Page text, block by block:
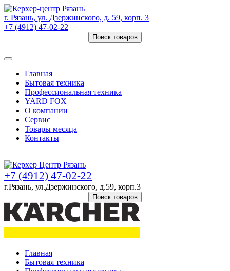
г. Рязань, ул. Дзержинского, д. 59, корп. 3
+7 (4912) 47-02-22
Поиск товаров
Главная
Бытовая техника
Профессиональная техника
YARD FOX
О компании
Сервис
Товары месяца
Контакты
+7 (4912) 47-02-22
г.Рязань, ул.Дзержинского, д.59, корп.3
Поиск товаров
Главная
Бытовая техника